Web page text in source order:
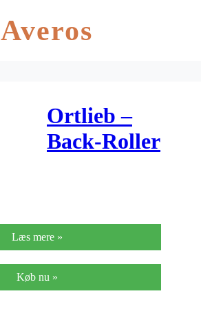
Averos
Ortlieb –
Back-Roller
Læs mere »
Køb nu »